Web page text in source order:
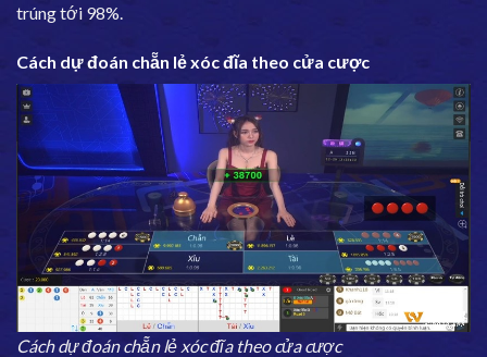
trúng tới 98%.
Cách dự đoán chẵn lẻ xóc đĩa theo cửa cược
Cách dự đoán chẵn lẻ xóc đĩa theo cửa cược